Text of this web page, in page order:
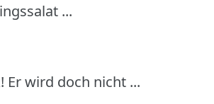
...
Er wird doch nicht ...